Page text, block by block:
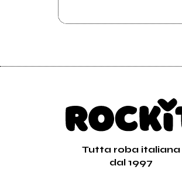
Tutta roba italiana
dal 1997